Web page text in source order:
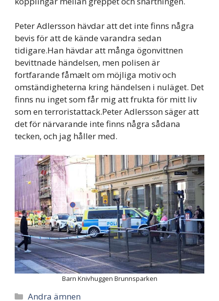
Peter Adlersson hävdar att det inte finns några
bevis för att de kände varandra sedan
tidigare.Han hävdar att många ögonvittnen
bevittnade händelsen, men polisen är
fortfarande fåmælt om möjliga motiv och
omständigheterna kring händelsen i nuläget. Det
finns nu inget som får mig att frukta för mitt liv
som en terroristattack.Peter Adlersson säger att
det för närvarande inte finns några sådana
tecken, och jag håller med.
Barn Knivhuggen Brunnsparken
Categories
Andra ämnen